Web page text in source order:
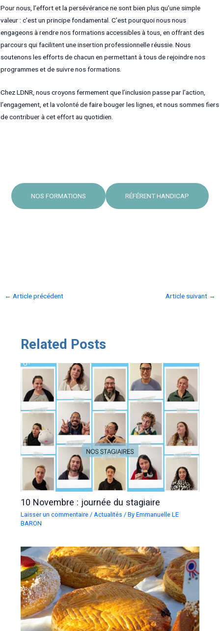
Pour nous, l’effort et la persévérance ne sont bien plus qu’une simple
valeur : c’est un principe fondamental. C’est pourquoi nous nous
engageons à rendre nos formations accessibles à tous, en offrant des
parcours qui facilitent une insertion professionnelle réussie. Nous
soutenons les efforts de chacun en permettant à tous de rejoindre nos
programmes et de suivre nos formations.
Chez LDNR, nous croyons fermement que l’inclusion passe par l’action,
l’engagement, et la volonté de faire bouger les lignes, et nous sommes fiers
de contribuer à cet effort au quotidien.
NOS FORMATIONS RÉFÉRENT HANDICAP
Navigation
← Article précédent Article suivant →
Related Posts
10 Novembre : journée du stagiaire
Laisser un commentaire / Actualités / By Emmanuelle LE
BARON